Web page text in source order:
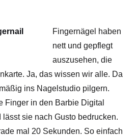
Fingernägel haben
nett und gepflegt
auszusehen, die
Ja, das wissen wir alle. Da
ins Nagelstudio pilgern.
Finger in den Barbie Digital
sie nach Gusto bedrucken.
mal 20 Sekunden. So einfach